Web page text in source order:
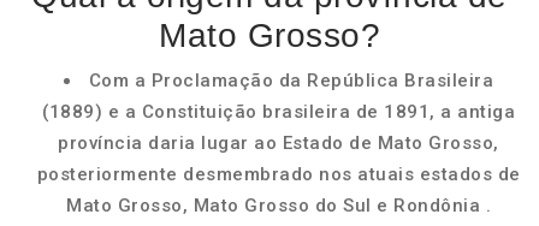
Mato Grosso?
Com a Proclamação da República Brasileira
(1889) e a Constituição brasileira de 1891, a antiga
província daria lugar ao Estado de Mato Grosso,
posteriormente desmembrado nos atuais estados de
Mato Grosso, Mato Grosso do Sul e Rondônia .